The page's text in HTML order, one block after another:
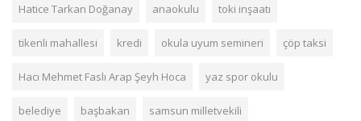
Hatice Tarkan Doğanay anaokulu toki inşaatı
tikenli mahallesi kredi okula uyum semineri çöp taksi
Hacı Mehmet Faslı Arap Şeyh Hoca yaz spor okulu
belediye başbakan samsun milletvekili